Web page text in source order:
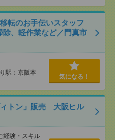
転のお手伝いスタッフ
除、軽作業など／門真市
駅：京阪本
気になる！
ィトン」販売 大阪ヒル
験・スキル